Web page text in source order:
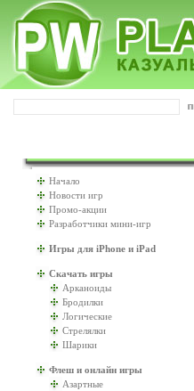
Начало
Новости игр
Промо-акции
Разработчики мини-игр
Игры для iPhone и iPad
Скачать игры
Арканоиды
Бродилки
Логические
Стрелялки
Шарики
Флеш и онлайн игры
Азартные